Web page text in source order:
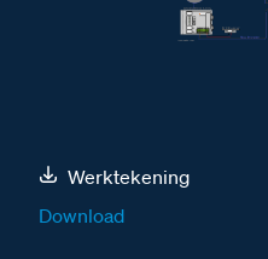
Werktekening
Download